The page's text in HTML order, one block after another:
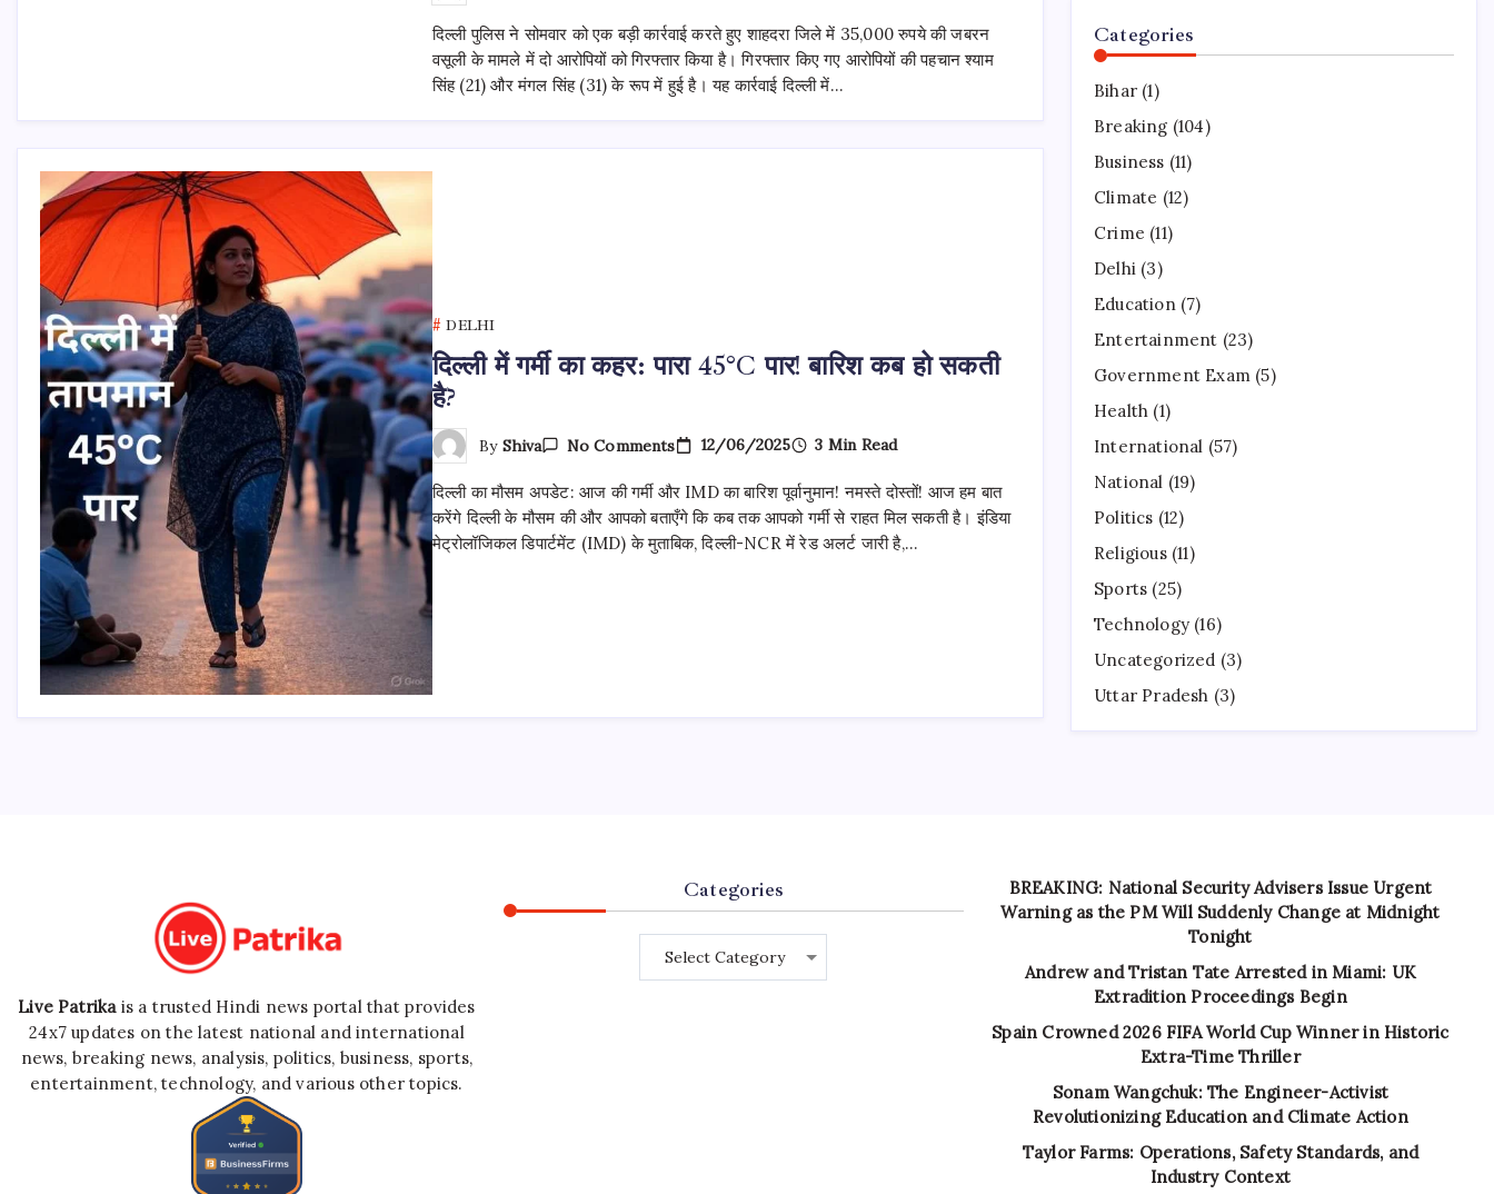
पुलिस
ने
जबरन
वसूली
गिरोह
दिल्ली पुलिस ने सोमवार को एक बड़ी कार्रवाई करते हुए शाहदरा जिले में 35,000 रुपये की जबरन
वसूली के मामले में दो आरोपियों को गिरफ्तार किया है। गिरफ्तार किए गए आरोपियों की पहचान श्याम
सिंह (21) और मंगल सिंह (31) के रूप में हुई है। यह कार्रवाई दिल्ली में…
DELHI
दिल्ली में गर्मी का कहर: पारा 45°C पार! बारिश कब हो सकती
है?
By Shiva No CommentsOn
गर्मी
का
कहर:
पारा
12/06/2025 3 Min Read
दिल्ली का मौसम अपडेट: आज की गर्मी और IMD का बारिश पूर्वानुमान! नमस्ते दोस्तों! आज हम बात
करेंगे दिल्ली के मौसम की और आपको बताएँगे कि कब तक आपको गर्मी से राहत मिल सकती है। इंडिया
मेट्रोलॉजिकल डिपार्टमेंट (IMD) के मुताबिक, दिल्ली-NCR में रेड अलर्ट जारी है,…
Categories
Bihar (1)
Breaking (104)
Business (11)
Climate (12)
Crime (11)
Delhi (3)
Education(7)
Entertainment (23)
Government Exam (5)
Health (1)
International (57)
National (19)
Politics (12)
Religious(11)
Sports (25)
Technology (16)
Uncategorized (3)
Uttar Pradesh (3)
Live Patrikais a trusted Hindi news portal that provides
24x7 updates on the latest national and international
news, breaking news, analysis, politics, business, sports,
entertainment, technology, and various other topics.
Categories
BREAKING: National Security Advisers Issue Urgent
Warning as the PM Will Suddenly Change at Midnight
Tonight
Andrew and Tristan Tate Arrested in Miami: UK
Extradition Proceedings Begin
Spain Crowned 2026 FIFA World Cup Winner in Historic
Extra-Time Thriller
Sonam Wangchuk: The Engineer-Activist
Revolutionizing Education and Climate Action
Taylor Farms: Operations, Safety Standards, and
Industry Context